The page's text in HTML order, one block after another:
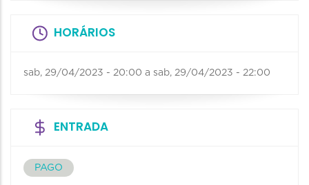
HORÁRIOS
sab, 29/04/2023 - 20:00 a sab, 29/04/2023 - 22:00
ENTRADA
PAGO